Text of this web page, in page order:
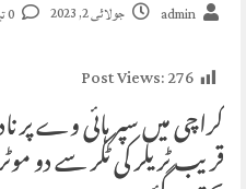
admin جولائی 2, 2023
Post Views:276
کراچی میں سپر ہائی وے
قریب ٹریلر کی ٹکر سے دو